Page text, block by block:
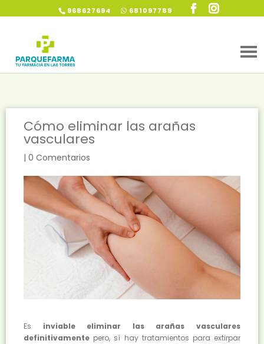
968627694 681097789
Cómo eliminar las arañas
vasculares
| 0 Comentarios
Es inviable eliminar las arañas vasculares
definitivamente pero, sí hay tratamientos para extirpar